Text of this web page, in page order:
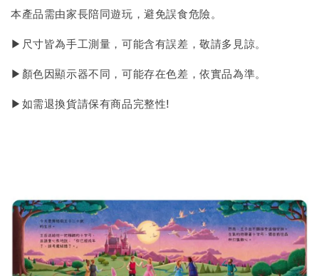
本產品需由家長陪同遊玩，避免誤食危險。
▶尺寸皆為手工測量，可能含有誤差，敬請多見諒。
▶顏色因顯示器不同，可能存在色差，依實品為準。
▶如需退換貨請保有商品完整性!